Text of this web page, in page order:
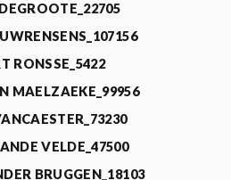
RONSSE_5422
MAELZAEKE_99956
VELDE_47500
BRUGGEN_18103